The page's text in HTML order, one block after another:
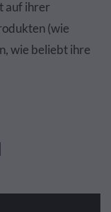
auf ihrer
(wie
wie beliebt ihre